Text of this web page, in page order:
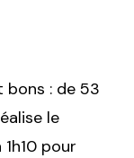
: de 53
le
pour